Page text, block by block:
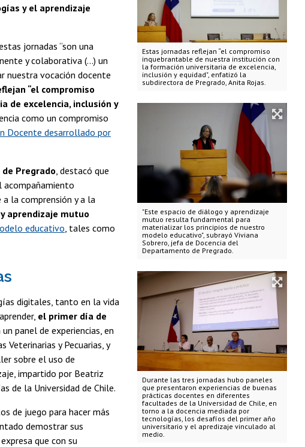
Estas jornadas reflejan “el compromiso
inquebrantable de nuestra institución con
la formación universitaria de excelencia,
inclusión y equidad", enfatizó la
subdirectora de Pregrado, Anita Rojas.
"Este espacio de diálogo y aprendizaje
mutuo resulta fundamental para
materializar los principios de nuestro
modelo educativo", subrayó Viviana
Sobrero, jefa de Docencia del
Departamento de Pregrado.
Durante las tres jornadas hubo paneles
que presentaron experiencias de buenas
prácticas docentes en diferentes
facultades de la Universidad de Chile, en
torno a la docencia mediada por
tecnologías, los desafíos del primer año
universitario y el apredizaje vinculado al
medio.
y el aprendizaje
jornadas “son una
y colaborativa (...) un
nuestra vocación docente
“el compromiso
de excelencia, inclusión y
como un compromiso
Docente desarrollado por
Pregrado , destacó que
acompañamiento
la comprensión y a la
aprendizaje mutuo
educativo , tales como
digitales, tanto en la vida
el primer día de
un panel de experiencias, en
Veterinarias y Pecuarias, y
sobre el uso de
impartido por Beatriz
de la Universidad de Chile.
de juego para hacer más
demostrar sus
que con su